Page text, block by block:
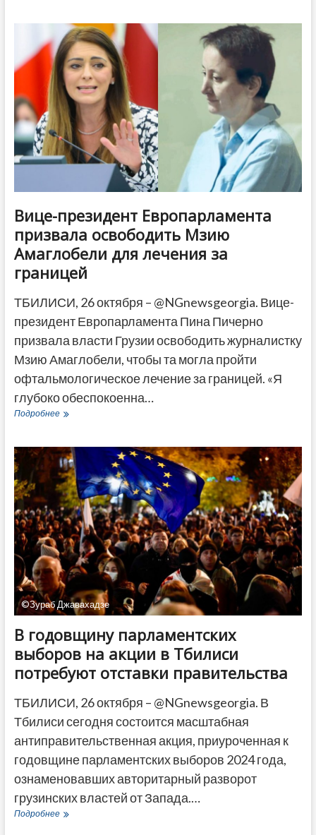
октября
днем
поражения
«внешних
глобалистских
сил»
в
Грузии
Вице-президент Европарламента
призвала освободить Мзию
Амаглобели для лечения за
границей
ТБИЛИСИ, 26 октября – @NGnewsgeorgia. Вице-
президент Европарламента Пина Пичерно
призвала власти Грузии освободить журналистку
Мзию Амаглобели, чтобы та могла пройти
офтальмологическое лечение за границей. «Я
глубоко обеспокоенна…
ПодробнееВице-
призвала
освободить
Мзию
Амаглобели
для
лечения
за
границей
©Зураб Джавахадзе
В годовщину парламентских
выборов на акции в Тбилиси
потребуют отставки правительства
ТБИЛИСИ, 26 октября – @NGnewsgeorgia. В
Тбилиси сегодня состоится масштабная
антиправительственная акция, приуроченная к
годовщине парламентских выборов 2024 года,
ознаменовавших авторитарный разворот
грузинских властей от Запада.…
ПодробнееВ